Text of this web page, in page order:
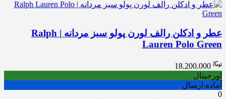
عطر و ادکلن رالف لورن پولو سبز مردانه | Ralph
Lauren Polo Green
18.200.000
اورجینال
آماده ارسال
0